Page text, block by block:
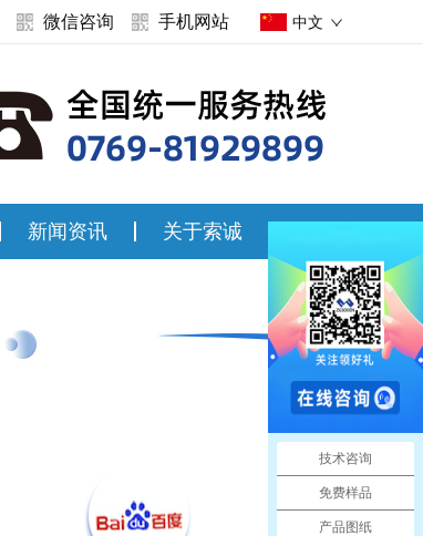
微信咨询 手机网站 中文
新闻资讯 关于索诚
技术咨询
免费样品
产品图纸